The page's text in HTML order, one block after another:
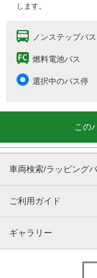
します。
ノンステップバス
燃料電池バス
選択中のバス停
この
車両検索/ラッピング
ご利用ガイド
ギャラリー